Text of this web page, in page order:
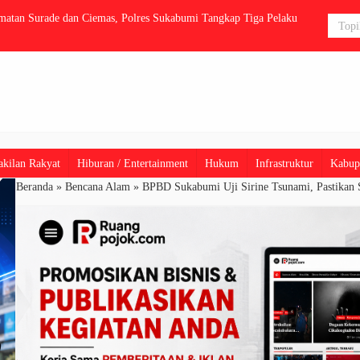
Akibat Konsleting Listrik Akibat
Rakyat Hiburan / Entertainment Hukum Infrastruktur
Beranda » Bencana Alam » BPBD Sukabumi Uji Sirine Tsunami, Pastikan